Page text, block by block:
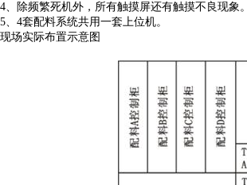
4、除频繁死机外，所有触摸屏还有触摸不良现象。
5、4套配料系统共用一套上位机。
现场实际布置示意图